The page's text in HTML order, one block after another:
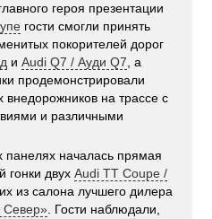
героя презентации
гости смогли принять
покорителей дорог
иAudi Q7 / Ауди Q7 , а
продемонстрировали
внедорожников на трассе с
и различными
панелях началась прямая
гонки двухAudi TT Coupe /
из салона лучшего дилера
Север» . Гости наблюдали,